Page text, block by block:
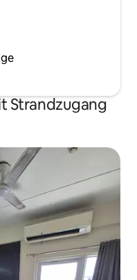
Strandzugang